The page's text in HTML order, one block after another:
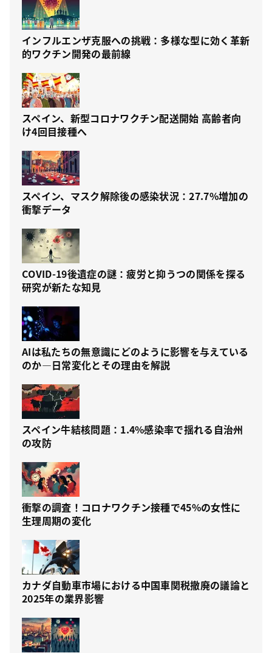
インフルエンザ克服への挑戦：多様な型に効く革新
的ワクチン開発の最前線
スペイン、新型コロナワクチン配送開始 高齢者向
け4回目接種へ
スペイン、マスク解除後の感染状況：27.7%増加の
衝撃データ
COVID-19後遺症の謎：疲労と抑うつの関係を探る
研究が新たな知見
AIは私たちの無意識にどのように影響を与えている
のか—日常変化とその理由を解説
スペイン牛結核問題：1.4%感染率で揺れる自治州
の攻防
衝撃の調査！コロナワクチン接種で45%の女性に
生理周期の変化
カナダ自動車市場における中国車関税撤廃の議論と
2025年の業界影響